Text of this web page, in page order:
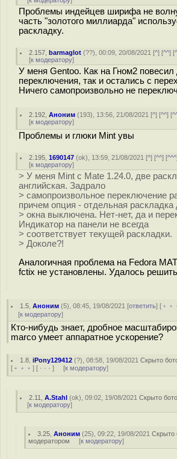
Проблемы индейцев ширифа не
часть "золотого миллиарда"
раскладку.
2.157 ,barmaglot (??), 00:09, 20/08/2021 [^] [^^] [
[к модератору]
У меня Gentoo. Как на Гном2 повесил
переключения, так и остались с
Ничего самопроизвольно не
2.192 ,Аноним (193), 13:56, 21/08/2021 [^] [^^] [
[к модератору]
Проблемы и глюки Mint увы
2.195 ,1690147 (ok), 13:59, 21/08/2021 [^] [^^] [^^^
[к модератору]
> У меня Mint с Mate 1.24.0, две
английская. Задрало
> самопроизвольное переключение
причем опция - отдельная раскладка
> окна выключена. Нет-нет, да и
Индикатор на панели не всегда
> соответствует текущей раскладки.
> Доколе?!
Аналогичная проблема на Fedora
fctix не установлены. Удалось
1.5 ,Аноним (5), 08:45, 19/08/2021 [ответить] [
[к модератору]
Кто-нибудь знает, дробное
marco умеет аппаратное ускорение?
1.8 ,iPony129412 (?), 08:58, 19/08/2021Скрыто
[ ﹢﹢﹢ ] [ · · · ] [к модератору]
2.11 ,A.Stahl (ok), 09:02, 19/08/2021Скрыто
[к модератору]
3.25 ,Аноним (25), 09:22, 19/08/2021Скрыто
модератором [к модератору]